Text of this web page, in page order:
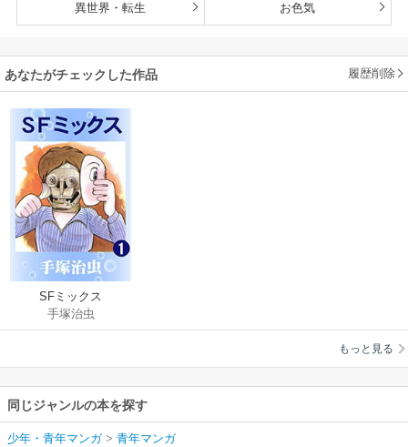
異世界・転生 お色気
あなたがチェックした作品 履歴削除
SFミックス
手塚治虫
もっと見る
同じジャンルの本を探す
少年・青年マンガ> 青年マンガ